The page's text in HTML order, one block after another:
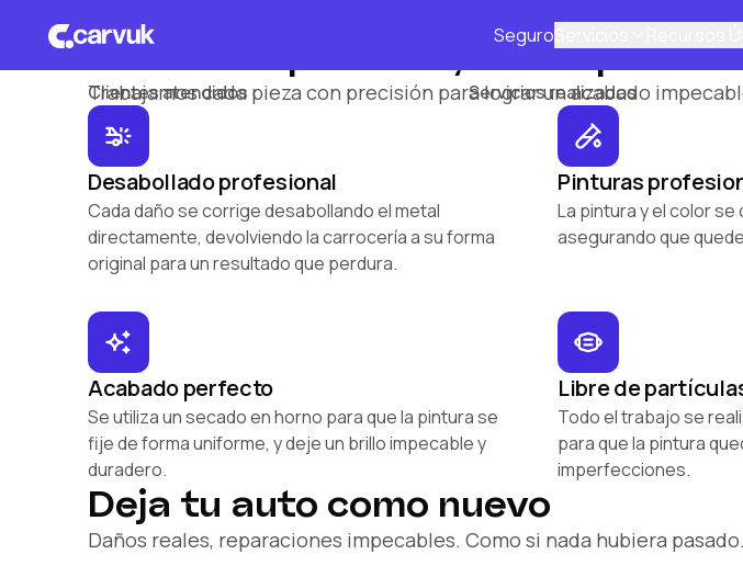
Seguro
10% OFF
+25.000
Clientes atendidos
50.000
Servicios realizados
Resultado premium, hecho para
Trabajamos cada pieza con precisión para lograr un acabado
Desabollado profesional
Cada daño se corrige desabollando el metal
directamente, devolviendo la carrocería a su forma
original para un resultado que perdura.
Pinturas
La pintura y el color
asegurando que
Acabado perfecto
Se utiliza un secado en horno para que la pintura se
fije de forma uniforme, y deje un brillo impecable y
duradero.
Libre de
Todo el trabajo se
para que la pintura
imperfecciones.
Deja tu auto como nuevo
Daños reales, reparaciones impecables. Como si nada hubiera pasado.